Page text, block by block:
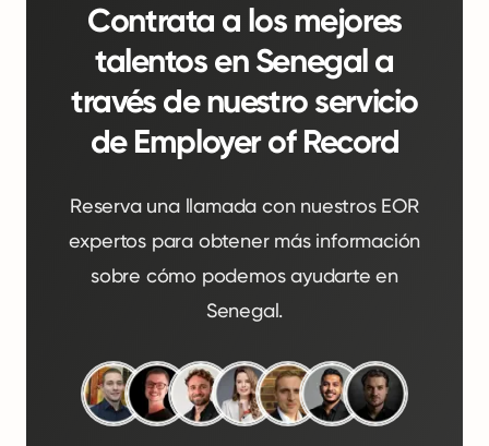
Contrata a los mejores
talentos en Senegal a
través de nuestro servicio
de Employer of Record
Reserva una llamada con nuestros EOR
expertos para obtener más información
sobre cómo podemos ayudarte en
Senegal.